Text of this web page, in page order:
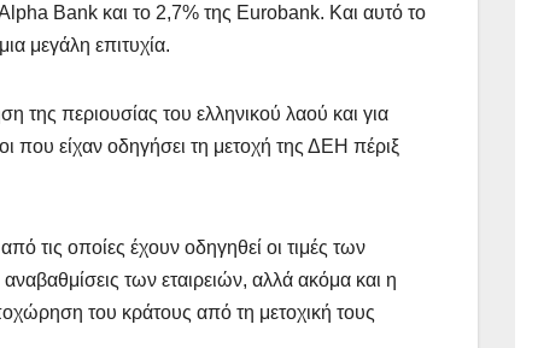
Bank και το 2,7% της Eurobank. Και αυτό το
μεγάλη επιτυχία.
της περιουσίας του ελληνικού λαού και για
που είχαν οδηγήσει τη μετοχή της ΔΕΗ πέριξ
τις οποίες έχουν οδηγηθεί οι τιμές των
των εταιρειών, αλλά ακόμα και η
του κράτους από τη μετοχική τους